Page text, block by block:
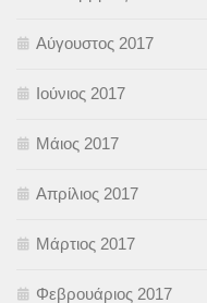
Αύγουστος 2017
Ιούνιος 2017
Μάιος 2017
Απρίλιος 2017
Μάρτιος 2017
Φεβρουάριος 2017